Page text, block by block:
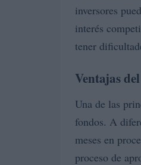
inversores
interés
tener
Ventajas
Una de las
fondos. A
meses en
proceso de